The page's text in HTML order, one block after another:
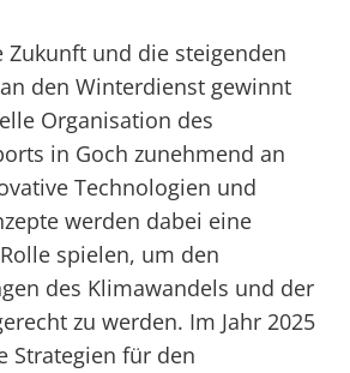
Zukunft und die steigenden
den Winterdienst gewinnt
Organisation des
in Goch zunehmend an
Technologien und
werden dabei eine
spielen, um den
des Klimawandels und der
zu werden. Im Jahr 2025
Strategien für den